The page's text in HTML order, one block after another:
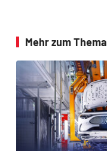
Mehr zum Thema